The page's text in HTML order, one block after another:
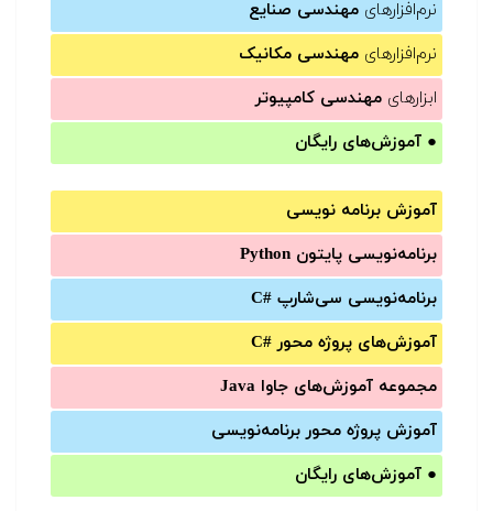
نرم‌افزارهای مهندسی صنایع
نرم‌افزارهای مهندسی مکانیک
ابزارهای مهندسی کامپیوتر
● آموزش‌های رایگان
آموزش برنامه نویسی
برنامه‌نویسی پایتون Python
برنامه‌‌نویسی سی‌شارپ C#‎
آموزش‌های پروژه محور #C
مجموعه آموزش‌های جاوا Java
آموزش‌ پروژه محور برنامه‌نویسی
● آموزش‌های رایگان